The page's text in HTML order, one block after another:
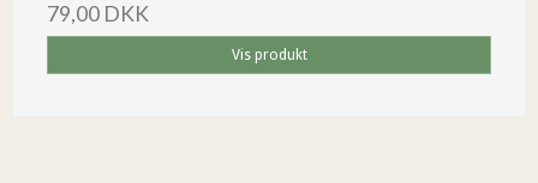
79,00 DKK
Vis produkt